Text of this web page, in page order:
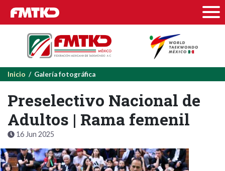
Inicio / Galería fotográfica
Preselectivo Nacional de
Adultos | Rama femenil
16 Jun 2025